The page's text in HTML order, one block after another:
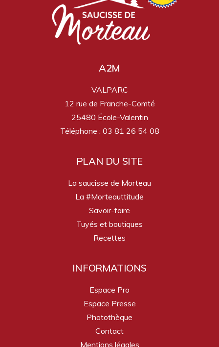
A2M
VALPARC
12 rue de Franche-Comté
25480 École-Valentin
Téléphone : 03 81 26 54 08
PLAN DU SITE
La saucisse de Morteau
La #Morteauttitude
Savoir-faire
Tuyés et boutiques
Recettes
INFORMATIONS
Espace Pro
Espace Presse
Photothèque
Contact
Mentions légales